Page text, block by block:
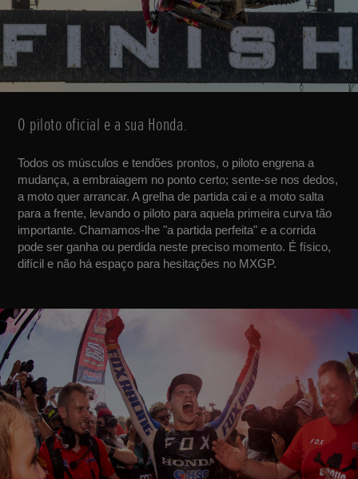
O piloto oficial e a sua Honda.
Todos os músculos e tendões prontos, o piloto engrena a
mudança, a embraiagem no ponto certo; sente-se nos dedos,
a moto quer arrancar. A grelha de partida cai e a moto salta
para a frente, levando o piloto para aquela primeira curva tão
importante. Chamamos-lhe "a partida perfeita" e a corrida
pode ser ganha ou perdida neste preciso momento. É físico,
difícil e não há espaço para hesitações no MXGP.